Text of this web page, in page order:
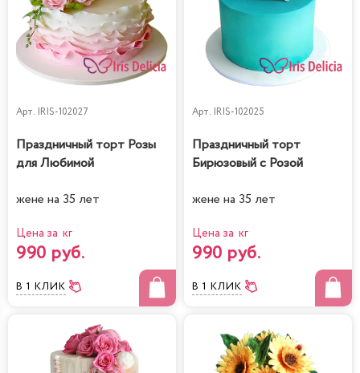
Арт. IRIS-102027
Праздничный торт Розы
для Любимой
жене на 35 лет
Цена за кг
990 руб.
В 1 КЛИК
Арт. IRIS-102025
Праздничный торт
Бирюзовый с Розой
жене на 35 лет
Цена за кг
990 руб.
В 1 КЛИК